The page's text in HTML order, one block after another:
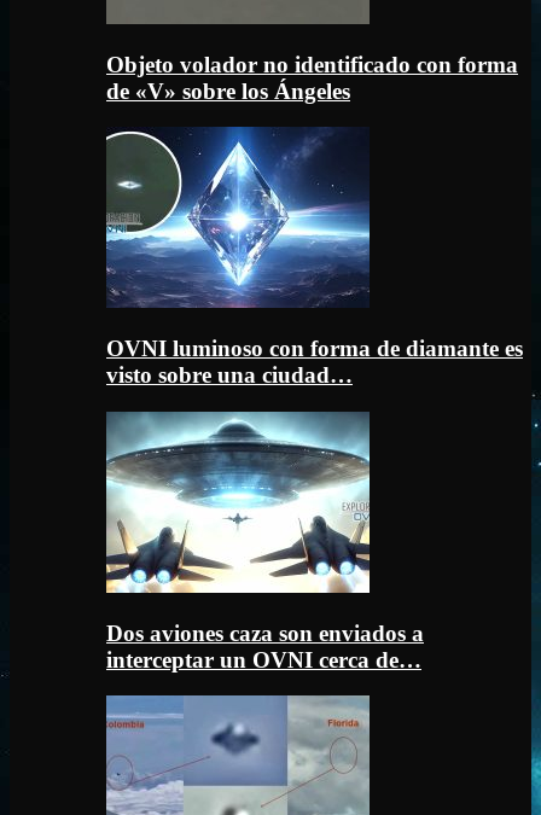
Objeto volador no identificado con forma
de «V» sobre los Ángeles
OVNI luminoso con forma de diamante es
visto sobre una ciudad…
Dos aviones caza son enviados a
interceptar un OVNI cerca de…